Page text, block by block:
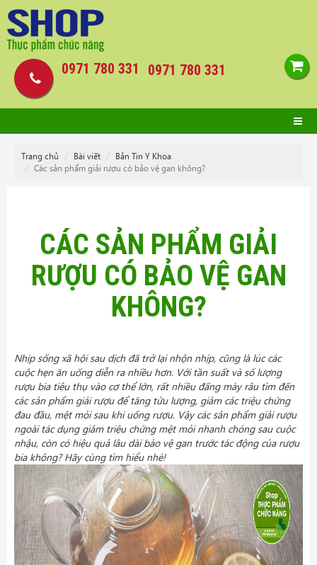
0971 780 331
0971 780 331
Trang chủ Bài viết
Bản Tin Y Khoa
Các sản phẩm giải rượu có bảo vệ gan không?
CÁC SẢN PHẨM GIẢI
RƯỢU CÓ BẢO VỆ GAN
KHÔNG?
Nhịp sống xã hội sau dịch đã trở lại nhộn nhịp, cũng là lúc các
cuộc hẹn ăn uống diễn ra nhiều hơn. Với tần suất và số lượng
rượu bia tiêu thụ vào cơ thể lớn, rất nhiều đấng mày râu tìm đến
các sản phẩm giải rượu để tăng tửu lượng, giảm các triệu chứng
đau đầu, mệt mỏi sau khi uống rượu. Vậy các sản phẩm giải rượu
ngoài tác dụng giảm triệu chứng mệt mỏi nhanh chóng sau cuộc
nhậu, còn có hiệu quả lâu dài bảo vệ gan trước tác động của rượu
bia không? Hãy cùng tìm hiểu nhé!